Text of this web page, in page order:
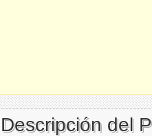
Descripción del